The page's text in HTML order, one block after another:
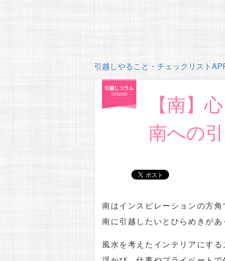
引越しやること・チェックリスト
引越しコラム
column
【南】
南への
南はインスピレーションの方角
南に引越したいとひらめきが
風水を考えたインテリアにす